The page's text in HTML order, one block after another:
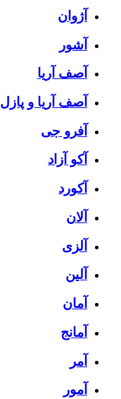
آژوان
آشور
آصف آریا
آصف آریا و پازل باند
آفرو جی
آکو آزاد
آکورد
آلان
آلزی
آلین
آمان
آمانج
آمر
آمور